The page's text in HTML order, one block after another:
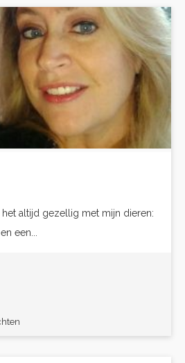
het altijd gezellig met mijn dieren:
een...